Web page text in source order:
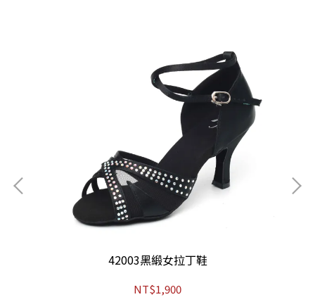
42003黑緞女拉丁鞋
NT$1,900